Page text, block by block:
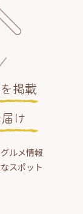
掲載
け
ルメ情報
スポット